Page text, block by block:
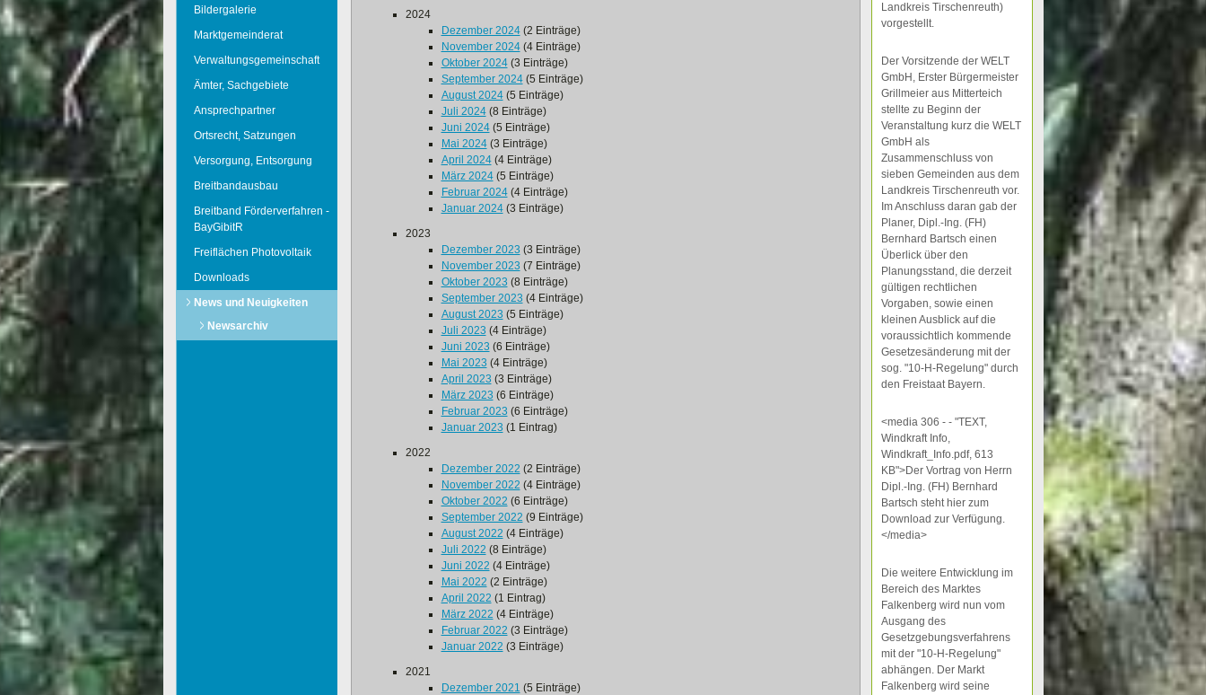
Bildergalerie
Marktgemeinderat
Verwaltungsgemeinschaft
Ämter, Sachgebiete
Ansprechpartner
Ortsrecht, Satzungen
Versorgung, Entsorgung
Breitbandausbau
Breitband Förderverfahren -
BayGibitR
Freiflächen Photovoltaik
Downloads
News und Neuigkeiten
Newsarchiv
2024
Dezember 2024(2 Einträge)
November 2024(4 Einträge)
Oktober 2024(3 Einträge)
September 2024(5 Einträge)
August 2024(5 Einträge)
Juli 2024(8 Einträge)
Juni 2024(5 Einträge)
Mai 2024(3 Einträge)
April 2024(4 Einträge)
März 2024(5 Einträge)
Februar 2024(4 Einträge)
Januar 2024(3 Einträge)
2023
Dezember 2023 (3 Einträge)
November 2023 (7 Einträge)
Oktober 2023 (8 Einträge)
September 2023 (4 Einträge)
August 2023 (5 Einträge)
Juli 2023 (4 Einträge)
Juni 2023 (6 Einträge)
Mai 2023 (4 Einträge)
April 2023 (3 Einträge)
März 2023 (6 Einträge)
Februar 2023 (6 Einträge)
Januar 2023 (1 Eintrag)
2022
Dezember 2022 (2 Einträge)
November 2022 (4 Einträge)
Oktober 2022 (6 Einträge)
September 2022 (9 Einträge)
August 2022 (4 Einträge)
Juli 2022 (8 Einträge)
Juni 2022 (4 Einträge)
Mai 2022 (2 Einträge)
April 2022 (1 Eintrag)
März 2022 (4 Einträge)
Februar 2022 (3 Einträge)
Januar 2022 (3 Einträge)
2021
Dezember 2021 (5 Einträge)
Landkreis Tirschenreuth)
vorgestellt.
Der Vorsitzende der WELT
GmbH, Erster Bürgermeister
Grillmeier aus Mitterteich
stellte zu Beginn der
Veranstaltung kurz die WELT
GmbH als
Zusammenschluss von
sieben Gemeinden aus dem
Landkreis Tirschenreuth vor.
Im Anschluss daran gab der
Planer, Dipl.-Ing. (FH)
Bernhard Bartsch einen
Überlick über den
Planungsstand, die derzeit
gültigen rechtlichen
Vorgaben, sowie einen
kleinen Ausblick auf die
voraussichtlich kommende
Gesetzesänderung mit der
sog. "10-H-Regelung" durch
den Freistaat Bayern.
<media 306 - - "TEXT,
Windkraft Info,
Windkraft_Info.pdf, 613
KB">Der Vortrag von Herrn
Dipl.-Ing. (FH) Bernhard
Bartsch steht hier zum
Download zur Verfügung.
</media>
Die weitere Entwicklung im
Bereich des Marktes
Falkenberg wird nun vom
Ausgang des
Gesetzgebungsverfahrens
mit der "10-H-Regelung"
abhängen. Der Markt
Falkenberg wird seine